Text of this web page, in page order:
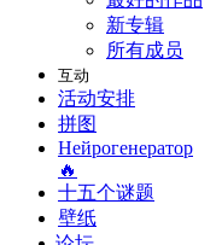
新专辑
所有成员
互动
活动安排
拼图
Нейрогенератор
🔥
十五个谜题
壁纸